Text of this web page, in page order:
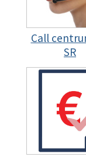
Call
SR